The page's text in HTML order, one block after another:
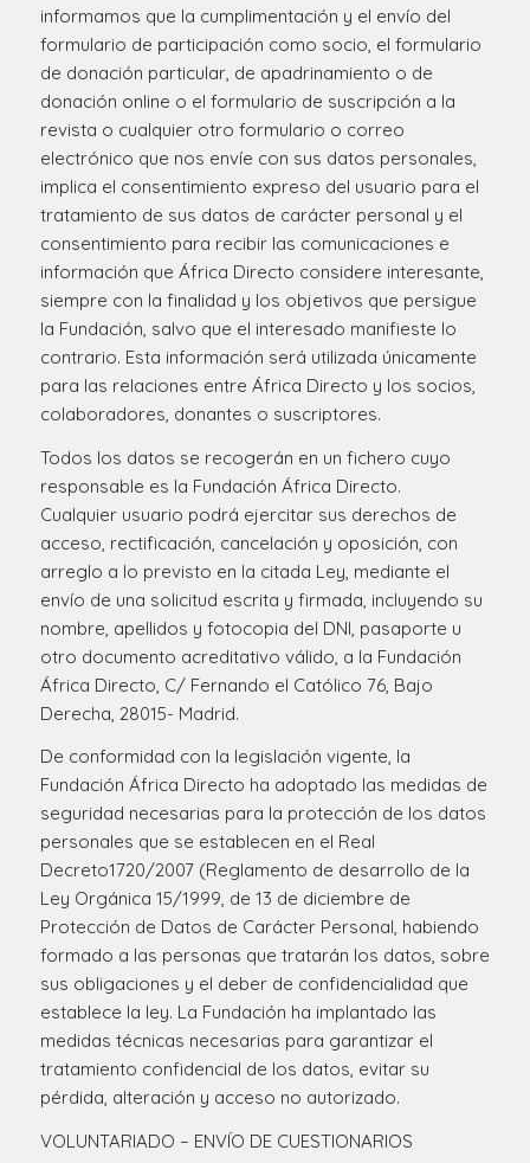
informamos que la cumplimentación y el envío del
formulario de participación como socio, el formulario
de donación particular, de apadrinamiento o de
donación online o el formulario de suscripción a la
revista o cualquier otro formulario o correo
electrónico que nos envíe con sus datos personales,
implica el consentimiento expreso del usuario para el
tratamiento de sus datos de carácter personal y el
consentimiento para recibir las comunicaciones e
información que África Directo considere interesante,
siempre con la finalidad y los objetivos que persigue
la Fundación, salvo que el interesado manifieste lo
contrario. Esta información será utilizada únicamente
para las relaciones entre África Directo y los socios,
colaboradores, donantes o suscriptores.
Todos los datos se recogerán en un fichero cuyo
responsable es la Fundación África Directo.
Cualquier usuario podrá ejercitar sus derechos de
acceso, rectificación, cancelación y oposición, con
arreglo a lo previsto en la citada Ley, mediante el
envío de una solicitud escrita y firmada, incluyendo su
nombre, apellidos y fotocopia del DNI, pasaporte u
otro documento acreditativo válido, a la Fundación
África Directo, C/ Fernando el Católico 76, Bajo
Derecha, 28015- Madrid.
De conformidad con la legislación vigente, la
Fundación África Directo ha adoptado las medidas de
seguridad necesarias para la protección de los datos
personales que se establecen en el Real
Decreto1720/2007 (Reglamento de desarrollo de la
Ley Orgánica 15/1999, de 13 de diciembre de
Protección de Datos de Carácter Personal, habiendo
formado a las personas que tratarán los datos, sobre
sus obligaciones y el deber de confidencialidad que
establece la ley. La Fundación ha implantado las
medidas técnicas necesarias para garantizar el
tratamiento confidencial de los datos, evitar su
pérdida, alteración y acceso no autorizado.
VOLUNTARIADO – ENVÍO DE CUESTIONARIOS